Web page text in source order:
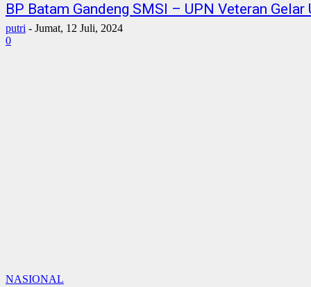
BP Batam Gandeng SMSI – UPN Veteran Gelar
putri - Jumat, 12 Juli, 2024
0
NASIONAL